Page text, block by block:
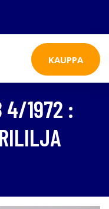
KAUPPA
4/1972 :